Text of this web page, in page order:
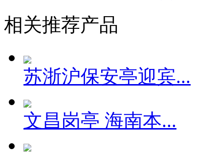
相关推荐产品
苏浙沪保安亭迎宾...
文昌岗亭 海南本...